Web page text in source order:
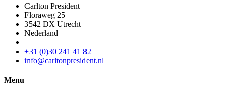
Carlton President
Floraweg 25
3542 DX Utrecht
Nederland
+31 (0)30 241 41 82
info@carltonpresident.nl
Menu